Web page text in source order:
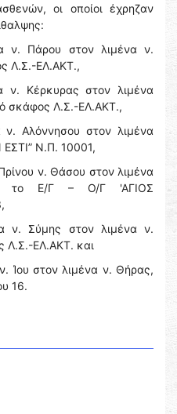
οι οποίοι έχρηζαν
ν. Πάρου στον λιμένα ν.
Λ.Σ.-ΕΛ.ΑΚΤ.,
ν. Κέρκυρας στον λιμένα
σκάφος Λ.Σ.-ΕΛ.ΑΚΤ.,
ν. Αλόννησου στον λιμένα
Ν.Π. 10001,
ν. Θάσου στον λιμένα
το Ε/Γ – Ο/Γ 'ΑΓΙΟΣ
ν. Σύμης στον λιμένα ν.
Λ.Σ.-ΕΛ.ΑΚΤ. και
Ίου στον λιμένα ν. Θήρας,
16.